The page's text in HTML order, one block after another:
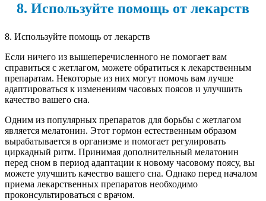
8. Используйте помощь от лекарств
8. Используйте помощь от лекарств
Если ничего из вышеперечисленного не помогает вам
справиться с жетлагом, можете обратиться к лекарственным
препаратам. Некоторые из них могут помочь вам лучше
адаптироваться к изменениям часовых поясов и улучшить
качество вашего сна.
Одним из популярных препаратов для борьбы с жетлагом
является мелатонин. Этот гормон естественным образом
вырабатывается в организме и помогает регулировать
циркадный ритм. Принимая дополнительный мелатонин
перед сном в период адаптации к новому часовому поясу, вы
можете улучшить качество вашего сна. Однако перед началом
приема лекарственных препаратов необходимо
проконсультироваться с врачом.